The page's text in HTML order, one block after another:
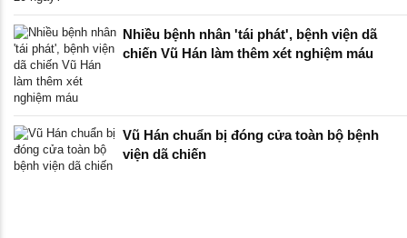
Nhiều bệnh nhân 'tái phát', bệnh viện dã
chiến Vũ Hán làm thêm xét nghiệm máu
Vũ Hán chuẩn bị đóng cửa toàn bộ bệnh
viện dã chiến